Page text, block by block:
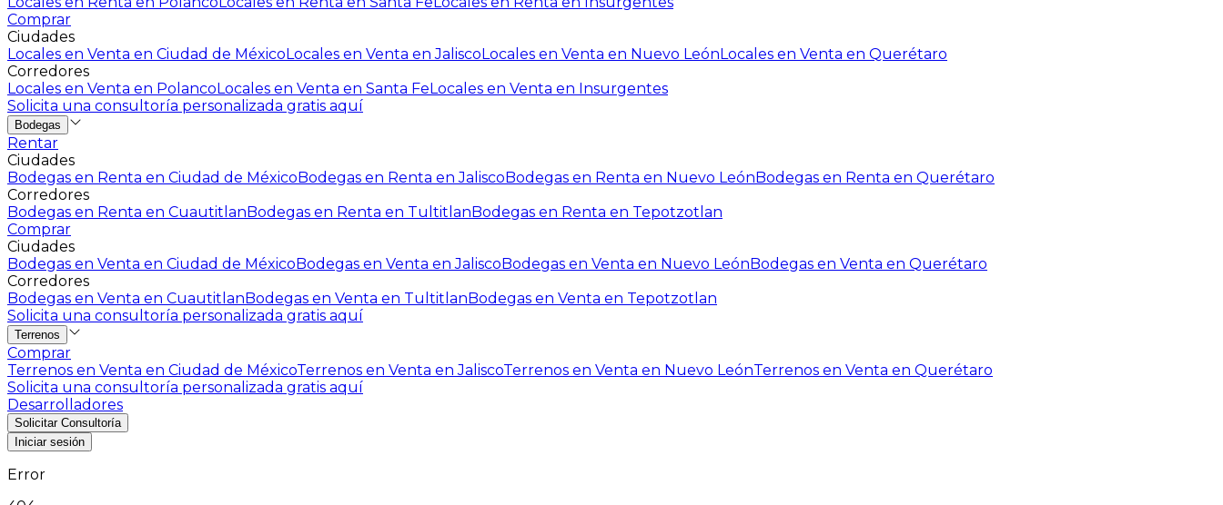
Comprar
Ciudades
Locales en Venta en Ciudad de MéxicoLocales en Venta en JaliscoLocales en Venta en Nuevo LeónLocales en Venta en Querétaro
Corredores
Locales en Venta en PolancoLocales en Venta en Santa FeLocales en Venta en Insurgentes
Solicita una consultoría personalizada gratis aquí
Bodegas
Rentar
Ciudades
Bodegas en Renta en Ciudad de MéxicoBodegas en Renta en JaliscoBodegas en Renta en Nuevo LeónBodegas en Renta en Querétaro
Corredores
Bodegas en Renta en CuautitlanBodegas en Renta en TultitlanBodegas en Renta en Tepotzotlan
Comprar
Ciudades
Bodegas en Venta en Ciudad de MéxicoBodegas en Venta en JaliscoBodegas en Venta en Nuevo LeónBodegas en Venta en Querétaro
Corredores
Bodegas en Venta en CuautitlanBodegas en Venta en TultitlanBodegas en Venta en Tepotzotlan
Solicita una consultoría personalizada gratis aquí
Terrenos
Comprar
Terrenos en Venta en Ciudad de MéxicoTerrenos en Venta en JaliscoTerrenos en Venta en Nuevo LeónTerrenos en Venta en Querétaro
Solicita una consultoría personalizada gratis aquí
Desarrolladores
Solicitar Consultoría
Iniciar sesión
Error